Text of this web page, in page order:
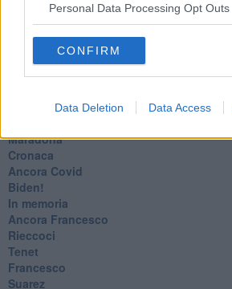
Personal Data Processing Opt Outs
CONFIRM
Data Deletion Data Access
Con-ter?
​Con-te
Coincidenze e crisi
​L’anno del vaccino
​Il rosario
Maradona
Cronaca
​Ancora Covid
​Biden!
In memoria
​Ancora Francesco
Rieccoci
Tenet
Francesco
Suarez